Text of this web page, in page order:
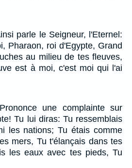
parle le Seigneur, l'Eternel:
Pharaon, roi d'Egypte, Grand
au milieu de tes fleuves,
est à moi, c'est moi qui l'ai
une complainte sur
Tu lui diras: Tu ressemblais
les nations; Tu étais comme
mers, Tu t'élançais dans tes
les eaux avec tes pieds, Tu